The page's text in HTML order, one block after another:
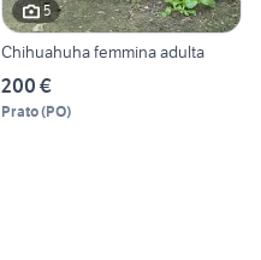
5
Chihuahuha femmina adulta
200 €
Prato(PO)